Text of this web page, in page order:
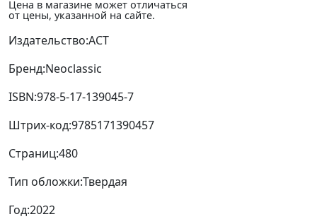
Издательство:АСТ
Бренд:Neoclassic
ISBN:978-5-17-139045-7
Штрих-код:9785171390457
Страниц:480
Тип обложки:
Год: 2022
НДС:10%